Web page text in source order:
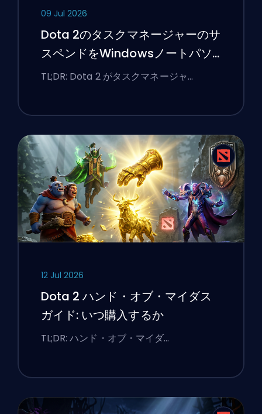
09 Jul 2026
Dota 2のタスクマネージャーのサ
スペンドをWindowsノートパソ
コンで修正する方法
TL;DR: Dota 2 がタスクマネージャ …
12 Jul 2026
Dota 2 ハンド・オブ・マイダス
ガイド: いつ購入するか
TL;DR: ハンド・オブ・マイダ…